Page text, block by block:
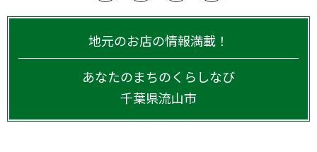
地元のお店の情報満載！
あなたのまちのくらしなび
千葉県流山市